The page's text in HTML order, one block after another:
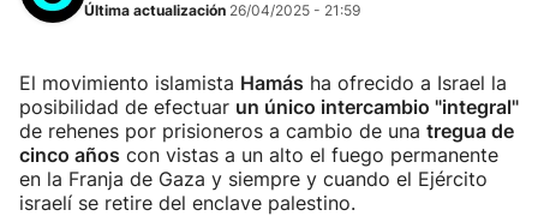
Última actualización 26/04/2025 - 21:59
El movimiento islamista Hamás ha ofrecido a Israel la
posibilidad de efectuar un único intercambio "integral"
de rehenes por prisioneros a cambio de una tregua de
cinco años con vistas a un alto el fuego permanente
en la Franja de Gaza y siempre y cuando el Ejército
israelí se retire del enclave palestino.